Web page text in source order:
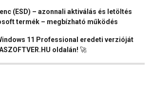
(ESD) – azonnali aktiválás és letöltés
termék – megbízható működés
11 Professional eredeti verzióját
oldalán! 🚀